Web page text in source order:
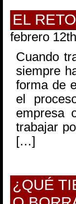
EL
febrero
Cuando
siempre
forma de
el
empresa
trabajar
[…]
¿QUÉ